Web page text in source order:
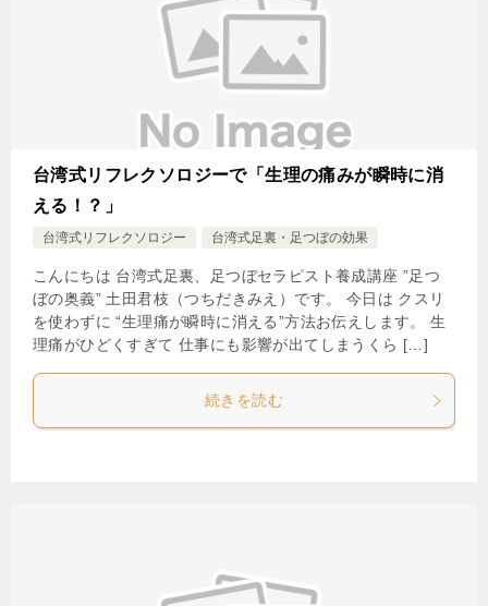
台湾式リフレクソロジーで「生理の痛みが瞬時に消
える！？」
台湾式リフレクソロジー 台湾式足裏・足つぼの効果
こんにちは 台湾式足裏、足つぼセラピスト養成講座 ”足つ
ぼの奥義” 土田君枝（つちだきみえ）です。 今日は クスリ
を使わずに “生理痛が瞬時に消える”方法お伝えします。 生
理痛がひどくすぎて 仕事にも影響が出てしまうくら […]
続きを読む